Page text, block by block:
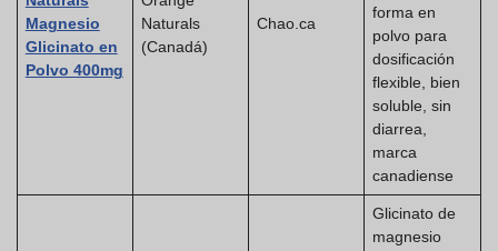
Magnesio
Glicinato en
Polvo 400mg
Naturals
(Canadá)
Chao.ca
forma en
polvo para
dosificación
flexible, bien
soluble, sin
diarrea,
marca
canadiense
Glicinato de
magnesio